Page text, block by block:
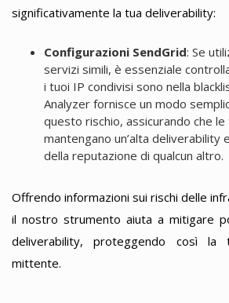
significativamente la tua deliverability:
Configurazioni SendGrid: Se
servizi simili, è essenziale
i tuoi IP condivisi sono nella
Analyzer fornisce un modo
questo rischio, assicurando che le
mantengano un’alta deliverability
della reputazione di qualcun altro.
Offrendo informazioni sui rischi delle
il nostro strumento aiuta a mitigare
deliverability, proteggendo così la
mittente.